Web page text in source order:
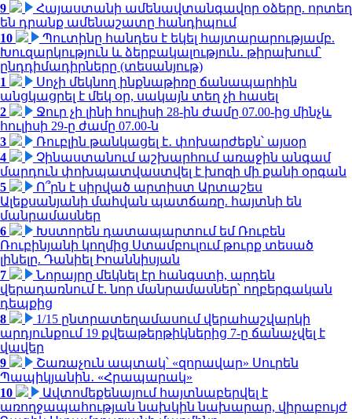
9
Հայաստանի ամենավտանգավոր օձերը. որտեղ
են դրանք ամենաշատը հանդիպում
10
Պուտինը հանդես է եկել հայտարարությամբ.
Խուզարկություն և ձերբակալություն․ թիրախում՝
ընդդիմադիրները (տեսանյութ)
1
Սոչի մեկնող ինքնաթիռը ճանապարհին
անցկացրել է մեկ օր, սակայն տեղ չի հասել
2
Ջուր չի լինի հուլիսի 28-ին ժամը 07.00-ից մինչև
հուլիսի 29-ը ժամը 07.00-ն
3
Ռուբլին թանկացել է․ փոխարժեքն՝ այսօր
4
Չինաստանում աշխարհում առաջին անգամ
մարդուն փոխպատվաստվել է խոզի մի քանի օրգան
5
Ո՞րն է սիրված արտիստ Արտաշես
Ալեքսանյանի մահվան պատճառը. հայտնի են
մանրամասներ
6
Խստորեն դատապարտում եմ Ռուբեն
Ռուբինյանի կողմից Ստամբուլում թուրք տեսած
լինելը. Դանիել Իոաննիսյան
7
Նորայրը մեկնել էր հանգստի, արդեն
վերադառնում է. նոր մանրամասներ՝ ողբերգական
դեպքից
8
1/15 ընտրատեղամասում վերահաշվարկի
արդյունքում 19 քվեաթերթիկներից 7-ը ճանաչվել է
վավեր
9
Շառաչուն ապտակ՝ «զորավար» Սուրեն
Պապիկյանին․ «Հրապարակ»
10
Ավտոմեքենայում հայտնաբերվել է
առողջապահության նախկին նախարար, վիրաբույժ